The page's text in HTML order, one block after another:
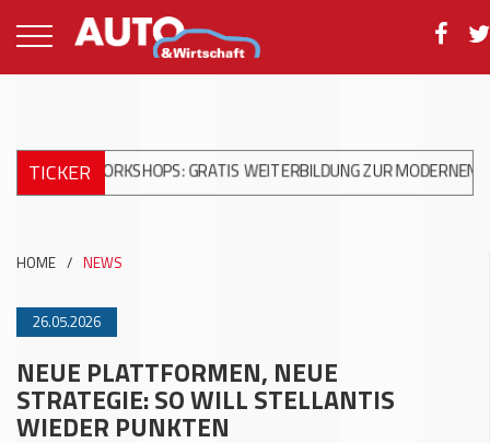
TICKER
WORKSHOPS: GRATIS WEITERBILDUNG ZUR MODERNEN
HOME / NEWS
26.05.2026
NEUE PLATTFORMEN, NEUE
STRATEGIE: SO WILL STELLANTIS
WIEDER PUNKTEN